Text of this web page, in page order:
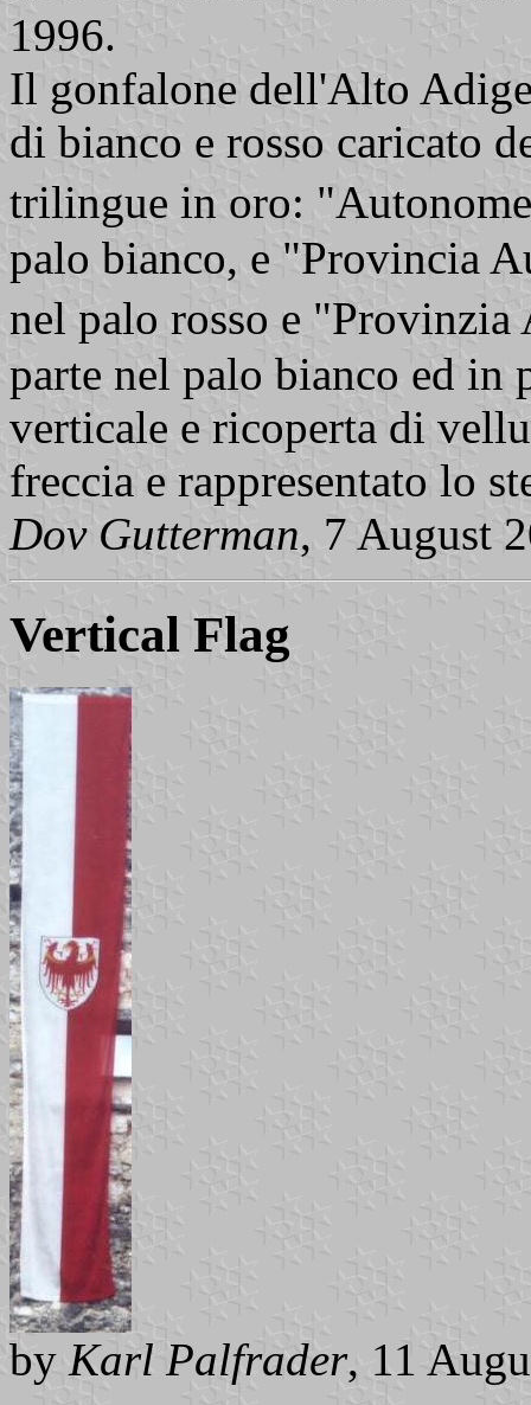
1996.
Il gonfalone dell'Alto
di bianco e rosso caricato
trilingue in oro:
palo bianco, e "Provincia
nel palo rosso e
parte nel palo bianco ed in
verticale e ricoperta di
freccia e rappresentato lo
Dov Gutterman, 7 August
Vertical Flag
by Karl Palfrader, 11